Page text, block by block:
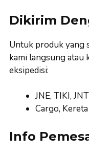
Dikirim
Untuk produk yang
kami langsung atau
eksipedisi:
JNE, TIKI, JNT
Cargo,
Info